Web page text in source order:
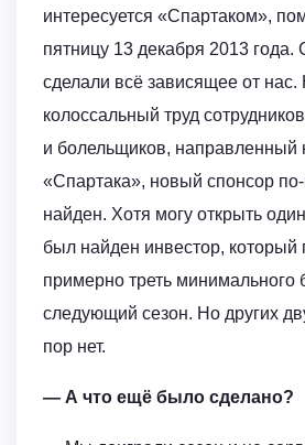
интересуется «Спартаком»,
пятницу 13 декабря 2013 года.
сделали всё зависящее от
колоссальный труд
и болельщиков, направленный
«Спартака», новый спонсор
найден. Хотя могу открыть
был найден инвестор, который
примерно треть минимального
следующий сезон. Но других
пор нет.
— А что ещё было сделано?